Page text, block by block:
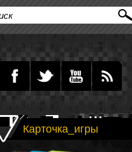
Карточка_игры